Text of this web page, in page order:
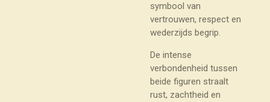
symbool van
vertrouwen, respect en
wederzijds begrip.
De intense
verbondenheid tussen
beide figuren straalt
rust, zachtheid en